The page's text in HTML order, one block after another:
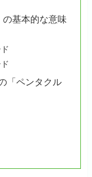
の基本的な意味
「ペンタクル